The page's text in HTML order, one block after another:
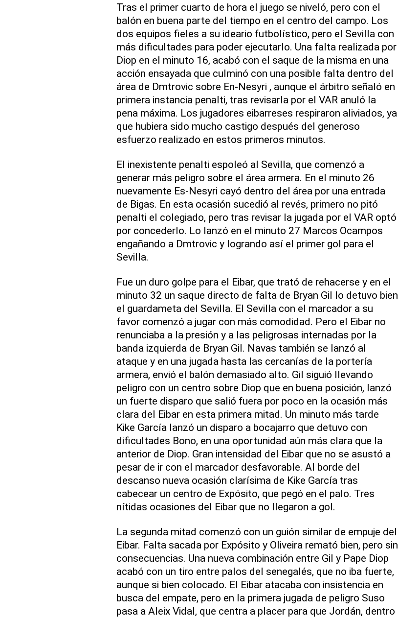
Tras el primer cuarto de hora el juego se niveló, pero con el
balón en buena parte del tiempo en el centro del campo. Los
dos equipos fieles a su ideario futbolístico, pero el Sevilla con
más dificultades para poder ejecutarlo. Una falta realizada por
Diop en el minuto 16, acabó con el saque de la misma en una
acción ensayada que culminó con una posible falta dentro del
área de Dmtrovic sobre En-Nesyri , aunque el árbitro señaló en
primera instancia penalti, tras revisarla por el VAR anuló la
pena máxima. Los jugadores eibarreses respiraron aliviados, ya
que hubiera sido mucho castigo después del generoso
esfuerzo realizado en estos primeros minutos.
El inexistente penalti espoleó al Sevilla, que comenzó a
generar más peligro sobre el área armera. En el minuto 26
nuevamente Es-Nesyri cayó dentro del área por una entrada
de Bigas. En esta ocasión sucedió al revés, primero no pitó
penalti el colegiado, pero tras revisar la jugada por el VAR optó
por concederlo. Lo lanzó en el minuto 27 Marcos Ocampos
engañando a Dmtrovic y logrando así el primer gol para el
Sevilla.
Fue un duro golpe para el Eibar, que trató de rehacerse y en el
minuto 32 un saque directo de falta de Bryan Gil lo detuvo bien
el guardameta del Sevilla. El Sevilla con el marcador a su
favor comenzó a jugar con más comodidad. Pero el Eibar no
renunciaba a la presión y a las peligrosas internadas por la
banda izquierda de Bryan Gil. Navas también se lanzó al
ataque y en una jugada hasta las cercanías de la portería
armera, envió el balón demasiado alto. Gil siguió llevando
peligro con un centro sobre Diop que en buena posición, lanzó
un fuerte disparo que salió fuera por poco en la ocasión más
clara del Eibar en esta primera mitad. Un minuto más tarde
Kike García lanzó un disparo a bocajarro que detuvo con
dificultades Bono, en una oportunidad aún más clara que la
anterior de Diop. Gran intensidad del Eibar que no se asustó a
pesar de ir con el marcador desfavorable. Al borde del
descanso nueva ocasión clarísima de Kike García tras
cabecear un centro de Expósito, que pegó en el palo. Tres
nítidas ocasiones del Eibar que no llegaron a gol.
La segunda mitad comenzó con un guión similar de empuje del
Eibar. Falta sacada por Expósito y Oliveira remató bien, pero sin
consecuencias. Una nueva combinación entre Gil y Pape Diop
acabó con un tiro entre palos del senegalés, que no iba fuerte,
aunque si bien colocado. El Eibar atacaba con insistencia en
busca del empate, pero en la primera jugada de peligro Suso
pasa a Aleix Vidal, que centra a placer para que Jordán, dentro